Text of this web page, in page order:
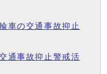
車の交通事故抑止
通事故抑止警戒活